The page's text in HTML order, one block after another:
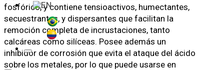
fosfórico, y contiene tensioactivos, humectantes,
secuestrantes, y dispersantes que facilitan la
remoción completa de incrustaciones, tanto
calcáreas como silíceas. Posee además un
inhibidor de corrosión que evita el ataque del ácido
sobre los metales, por lo que puede usarse en